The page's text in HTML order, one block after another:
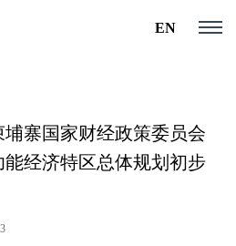
EN
寨国家财经政策委员会
经济特区总体规划初步